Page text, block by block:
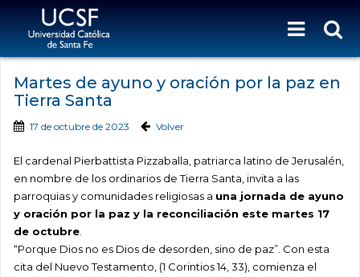
Martes de ayuno y oración por la paz en
Tierra Santa
17 de octubre de 2023 Volver
El cardenal Pierbattista Pizzaballa, patriarca latino de Jerusalén,
en nombre de los ordinarios de Tierra Santa, invita a las
parroquias y comunidades religiosas a una jornada de ayuno
y oración por la paz y la reconciliación este martes 17
de octubre
“Porque Dios no es Dios de desorden, sino de paz”. Con esta
cita del Nuevo Testamento, (1 Corintios 14, 33), comienza el